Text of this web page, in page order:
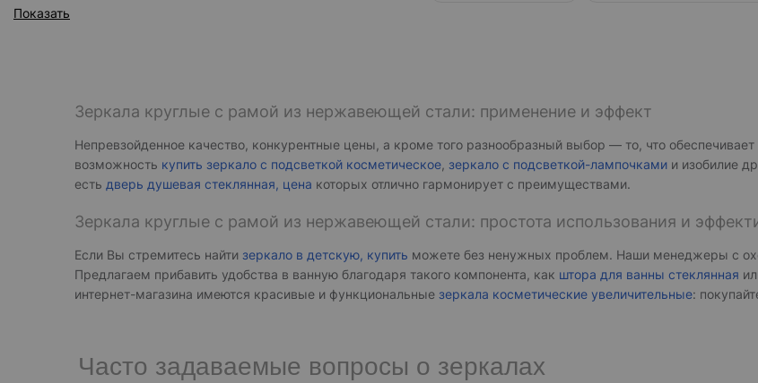
Показать
Зеркала круглые с рамой из нержавеющей стали: применение и эффект
Непревзойденное качество, конкурентные цены, а кроме того разнообразный выбор — то, что
возможность купить зеркало с подсветкой косметическое, зеркало с подсветкой-лампочками и изобилие
есть дверь душевая стеклянная, цена которых отлично гармонирует с преимуществами.
Зеркала круглые с рамой из нержавеющей стали: простота использования и
Если Вы стремитесь найти зеркало в детскую, купить можете без ненужных проблем. Наши менеджеры с
Предлагаем прибавить удобства в ванную благодаря такого компонента, как штора для ванны стеклянная
интернет-магазина имеются красивые и функциональные зеркала косметические увеличительные:
Часто задаваемые вопросы о зеркалах